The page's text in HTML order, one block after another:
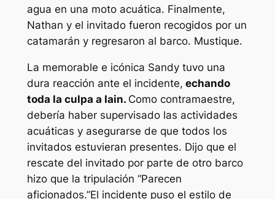
agua en una moto acuática. Finalmente,
Nathan y el invitado fueron recogidos por un
catamarán y regresaron al barco. Mustique.
La memorable e icónica Sandy tuvo una
dura reacción ante el incidente, echando
toda la culpa a Iain. Como contramaestre,
debería haber supervisado las actividades
acuáticas y asegurarse de que todos los
invitados estuvieran presentes. Dijo que el
rescate del invitado por parte de otro barco
hizo que la tripulación “Parecen
aficionados.”El incidente puso el estilo de